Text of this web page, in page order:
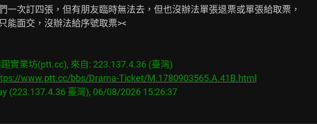
一次訂四張，但有朋友臨時無法去，但也沒辦法單張退票或單張給取票，
能面交，沒辦法給序號取票><
實業坊(ptt.cc), 來自: 223.137.4.36 (臺灣)
www.ptt.cc/bbs/Drama-Ticket/M.1780903565.A.41B.html